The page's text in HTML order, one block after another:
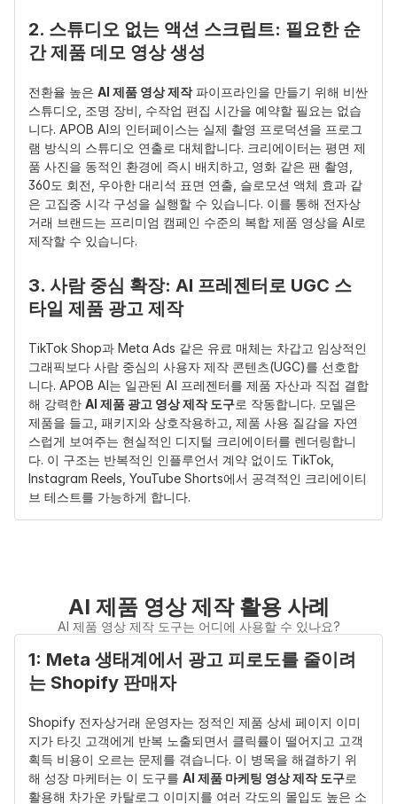
2. 스튜디오 없는 액션 스크립트: 필요한 순
간 제품 데모 영상 생성
전환율 높은 AI 제품 영상 제작 파이프라인을 만들기 위해 비싼
스튜디오, 조명 장비, 수작업 편집 시간을 예약할 필요는 없습
니다. APOB AI의 인터페이스는 실제 촬영 프로덕션을 프로그
램 방식의 스튜디오 연출로 대체합니다. 크리에이터는 평면 제
품 사진을 동적인 환경에 즉시 배치하고, 영화 같은 팬 촬영,
360도 회전, 우아한 대리석 표면 연출, 슬로모션 액체 효과 같
은 고집중 시각 구성을 실행할 수 있습니다. 이를 통해 전자상
거래 브랜드는 프리미엄 캠페인 수준의 복합 제품 영상을 AI로
제작할 수 있습니다.
3. 사람 중심 확장: AI 프레젠터로 UGC 스
타일 제품 광고 제작
TikTok Shop과 Meta Ads 같은 유료 매체는 차갑고 임상적인
그래픽보다 사람 중심의 사용자 제작 콘텐츠(UGC)를 선호합
니다. APOB AI는 일관된 AI 프레젠터를 제품 자산과 직접 결합
해 강력한 AI 제품 광고 영상 제작 도구로 작동합니다. 모델은
제품을 들고, 패키지와 상호작용하고, 제품 사용 질감을 자연
스럽게 보여주는 현실적인 디지털 크리에이터를 렌더링합니
다. 이 구조는 반복적인 인플루언서 계약 없이도 TikTok,
Instagram Reels, YouTube Shorts에서 공격적인 크리에이티
브 테스트를 가능하게 합니다.
AI 제품 영상 제작 활용 사례
AI 제품 영상 제작 도구는 어디에 사용할 수 있나요?
1: Meta 생태계에서 광고 피로도를 줄이려
는 Shopify 판매자
Shopify 전자상거래 운영자는 정적인 제품 상세 페이지 이미
지가 타깃 고객에게 반복 노출되면서 클릭률이 떨어지고 고객
획득 비용이 오르는 문제를 겪습니다. 이 병목을 해결하기 위
해 성장 마케터는 이 도구를 AI 제품 마케팅 영상 제작 도구로
활용해 차가운 카탈로그 이미지를 여러 각도의 몰입도 높은 소